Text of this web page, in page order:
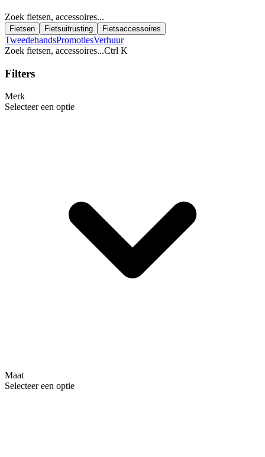
Zoek fietsen, accessoires...
Fietsen Fietsuitrusting Fietsaccessoires
TweedehandsPromotiesVerhuur
Zoek fietsen, accessoires...Ctrl K
Filters
Merk
Selecteer een optie
Maat
Selecteer een optie